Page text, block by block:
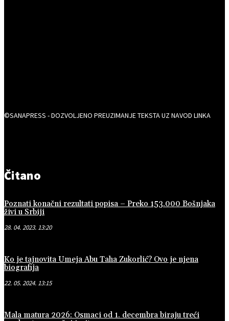
©SANAPRESS - DOZVOLJENO PREUZIMANJE TEKSTA UZ NAVOD LINKA
Čitano
Poznati konačni rezultati popisa – Preko 153.000 Bošnjaka
živi u Srbiji
28. 04. 2023. 13:20
Ko je tajnovita Umeja Abu Taha Zukorlić? Ovo je njena
biografija
22. 05. 2024. 13:15
Mala matura 2026: Osmaci od 1. decembra biraju treći